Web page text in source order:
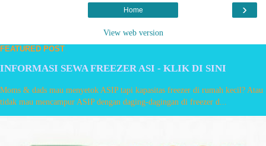
›
Home
View web version
FEATURED POST
INFORMASI SEWA FREEZER ASI - KLIK DI SINI
Moms & dads mau menyetok ASIP tapi kapasitas freezer di rumah kecil? Atau
tidak mau mencampur ASIP dengan daging-dagingan di freezer d...